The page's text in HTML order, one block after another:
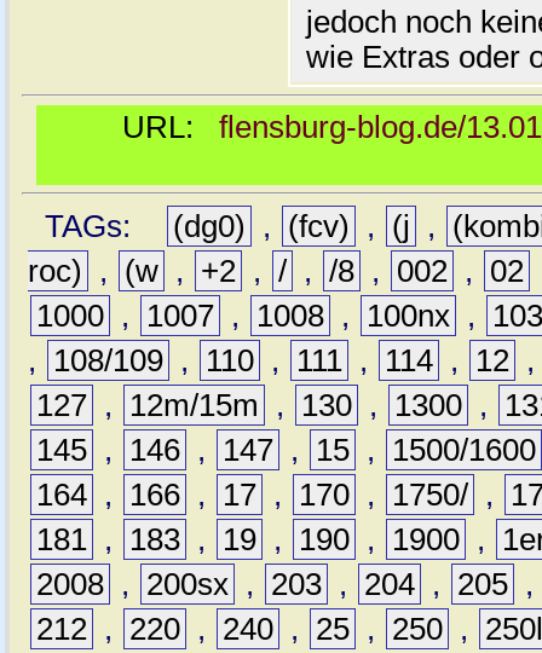
jedoch noch
wie Extras oder
URL: flensburg-blog.de/
TAGs: (dg0) , (fcv) , (j ,
roc)
, (w , +2 , / , /8 , 002 , 02
1000 , 1007 , 1008 , 100nx ,
,
108/109 , 110 , 111 , 114 , 12
127 , 12m/15m , 130 , 1300 ,
145 , 146 , 147 , 15 ,
1500/1600
164 , 166 , 17 , 170 , 1750/ ,
181 , 183 , 19 , 190 , 1900 ,
2008 , 200sx , 203 , 204 , 205 ,
212 , 220 , 240 , 25 , 250 ,